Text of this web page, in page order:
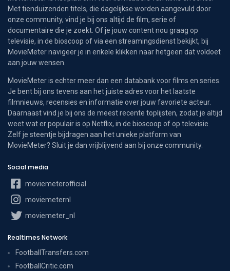
Met tienduizenden titels, die dagelijkse worden aangevuld door
onze community, vind je bij ons altijd de film, serie of
documentaire die je zoekt. Of je jouw content nou graag op
televisie, in de bioscoop of via een streamingsdienst bekijkt, bij
MovieMeter navigeer je in enkele klikken naar hetgeen dat voldoet
aan jouw wensen.
MovieMeter is echter meer dan een databank voor films en series.
Je bent bij ons tevens aan het juiste adres voor het laatste
filmnieuws, recensies en informatie over jouw favoriete acteur.
Daarnaast vind je bij ons de meest recente toplijsten, zodat je altijd
weet wat er populair is op Netflix, in de bioscoop of op televisie.
Zelf je steentje bijdragen aan het unieke platform van
MovieMeter? Sluit je dan vrijblijvend aan bij onze community.
Social media
moviemeterofficial
moviemeternl
moviemeter_nl
Realtimes Network
FootballTransfers.com
FootballCritic.com